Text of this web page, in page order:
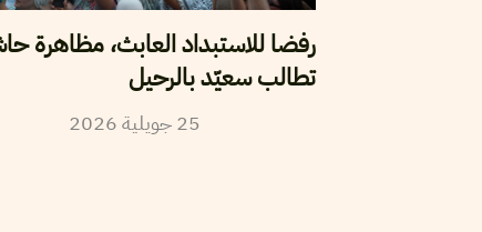
رفضا للاستبداد العابث، مظاهرة
تطالب سعيّد بالرحيل
25جويلية2026